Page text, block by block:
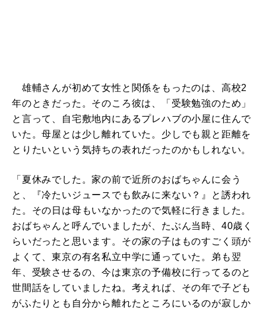
雄輔さんが初めて女性と関係をもったのは、高校2
年のときだった。そのころ彼は、「受験勉強のため」
と言って、自宅敷地内にあるプレハブの小屋に住んで
いた。母屋とは少し離れていた。少しでも親と距離を
とりたいという気持ちの表れだったのかもしれない。
「夏休みでした。家の前で近所のおばちゃんに会う
と、『冷たいジュースでも飲みに来ない？』と誘われ
た。その日は母もいなかったので気軽に行きました。
おばちゃんと呼んでいましたが、たぶん当時、40歳く
らいだったと思います。その家の子はものすごく頭が
よくて、東京の有名私立中学に通っていた。弟も翌
年、受験させるの、今は東京の予備校に行ってるのと
世間話をしていましたね。考えれば、その年で子ども
がふたりとも自分から離れたところにいるのが寂しか